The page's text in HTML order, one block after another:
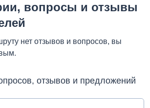
вопросы и отзывы
нет отзывов и вопросов, вы
отзывов и предложений